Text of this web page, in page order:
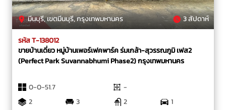
มีนบุรี, เขตมีนบุรี, กรุงเทพมหานคร 3 สัปดาห์
รหัส T-138012
ขายบ้านเดี่ยว หมู่บ้านเพอร์เฟคพาร์ค ร่มเกล้า-สุวรรณภูมิ เฟส2
(Perfect Park Suvannabhumi Phase2) กรุงเทพมหานคร
0-0-51.7
-
2
3 2
1